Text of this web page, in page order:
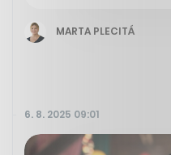
MARTA PLECITÁ
6. 8. 2025 09:01